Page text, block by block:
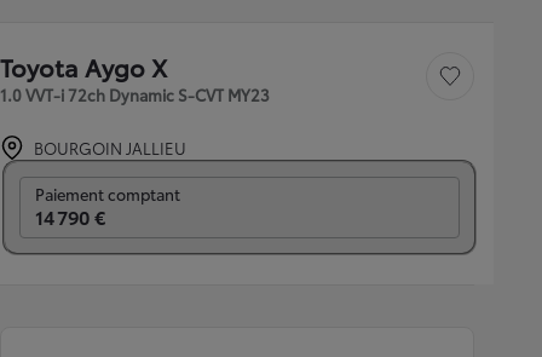
Toyota Aygo X
1.0 VVT-i 72ch Dynamic S-CVT MY23
Sauvegarder le
BOURGOIN JALLIEU
Paiement comptant
14 790 €